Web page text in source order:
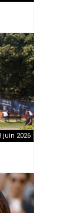
juin 2026